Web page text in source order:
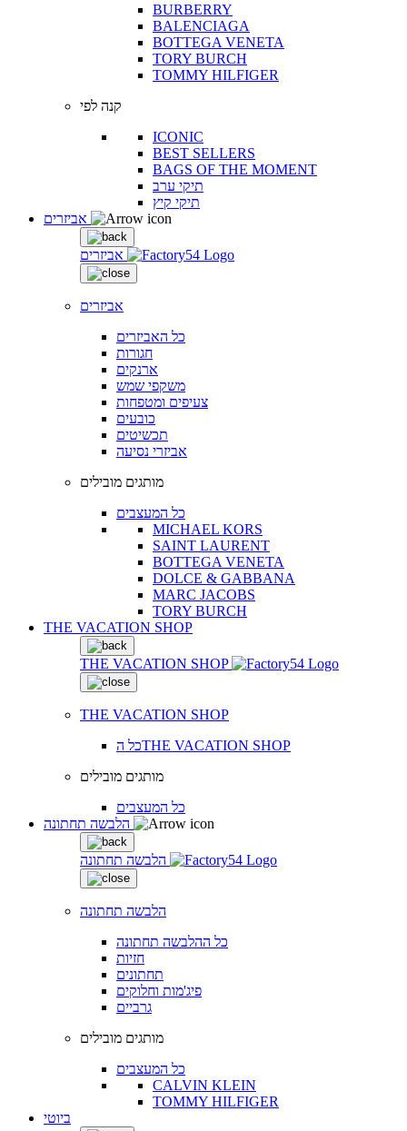
BURBERRY
BALENCIAGA
BOTTEGA VENETA
TORY BURCH
TOMMY HILFIGER
קנה לפי
ICONIC
BEST SELLERS
BAGS OF THE MOMENT
תיקי ערב
תיקי קיץ
אביזרים
אביזרים
כל האביזרים
חגורות
ארנקים
משקפי שמש
צעיפים ומטפחות
כובעים
תכשיטים
אביזרי נסיעה
מותגים מובילים
כל המעצבים
MICHAEL KORS
SAINT LAURENT
BOTTEGA VENETA
DOLCE & GABBANA
MARC JACOBS
TORY BURCH
THE VACATION SHOP
THE VACATION SHOP
THE VACATION SHOP
כל הTHE VACATION SHOP
מותגים מובילים
כל המעצבים
הלבשה תחתונה
הלבשה תחתונה
כל ההלבשה תחתונה
חזיות
תחתונים
פיג'מות וחלוקים
גרביים
מותגים מובילים
כל המעצבים
CALVIN KLEIN
TOMMY HILFIGER
ביוטי